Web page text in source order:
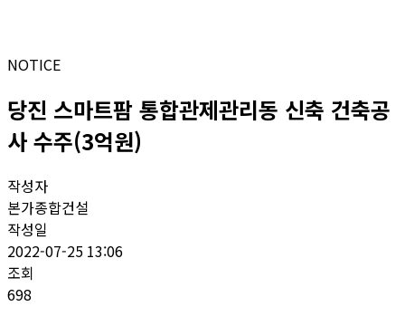
NOTICE
당진 스마트팜 통합관제관리동 신축 건축공
사 수주(3억원)
작성자
본가종합건설
작성일
2022-07-25 13:06
조회
698